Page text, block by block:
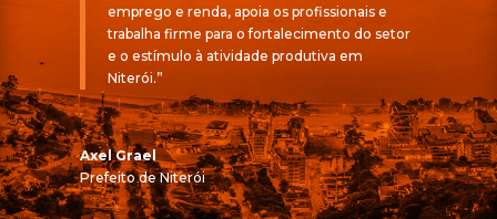
emprego e renda, apoia os profissionais e
trabalha firme para o fortalecimento do setor
e o estímulo à atividade produtiva em
Niterói.”
Axel Grael
Prefeito de Niterói